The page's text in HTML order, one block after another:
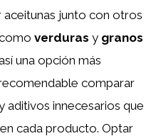
junto con otros
verduras y granos
una opción más
comparar
aditivos innecesarios que
cada producto. Optar